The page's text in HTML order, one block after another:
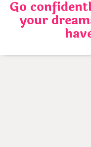
Skip
content
Go
your